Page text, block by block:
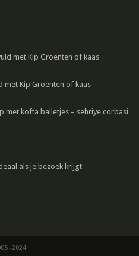
met Kip Groenten of kaas
met Kip Groenten of kaas
met kofta balletjes – sehriye corbasi
als je bezoek krijgt –
-2024